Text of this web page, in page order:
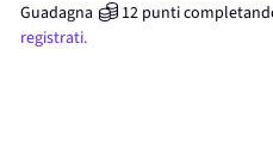
Guadagna 12 punti
registrati.